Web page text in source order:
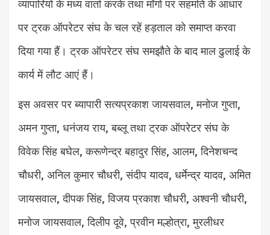
व्यापारियो के मध्य वार्ता करके तथा मॉगो पर सहमति के आधार
पर ट्रक ऑपरेटर संघ के चल रहें हड़ताल को समाप्त करवा
दिया गया हैं। ट्रक ऑपरेटर संघ समझौते के बाद माल ढुलाई के
कार्य में लौट आएं हैं।
इस अवसर पर ब्यापारी सत्यप्रकाश जायसवाल, मनोज गुप्ता,
अमन गुप्ता, धनंजय राय, बब्लू तथा ट्रक ऑपरेटर संघ के
विवेक सिंह बघेल, करूणेन्द्र बहादुर सिंह, आलम, दिनेशचन्द
चौधरी, अनिल कुमार चौधरी, संदीप यादव, धर्मेन्द्र यादव, अमित
जायसवाल, दीपक सिंह, विजय प्रकाश चौधरी, अश्वनी चौधरी,
मनोज जायसवाल, दिलीप दूवे, प्रवीन मल्होत्रा, मुरलीधर